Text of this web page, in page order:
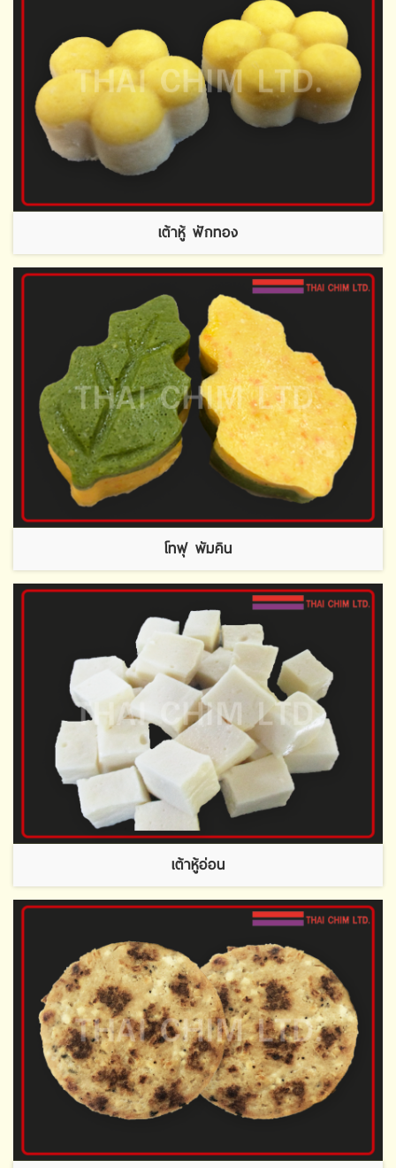
เต้าหู้ ฟักทอง
โทฟุ พัมคิน
เต้าหู้อ่อน